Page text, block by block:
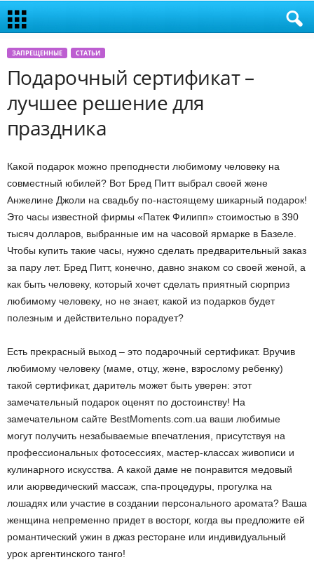
ЗАПРЕЩЕННЫЕ СТАТЬИ
Подарочный сертификат –
лучшее решение для
праздника
Какой подарок можно преподнести любимому человеку на
совместный юбилей? Вот Бред Питт выбрал своей жене
Анжелине Джоли на свадьбу по-настоящему шикарный подарок!
Это часы известной фирмы «Патек Филипп» стоимостью в 390
тысяч долларов, выбранные им на часовой ярмарке в Базеле.
Чтобы купить такие часы, нужно сделать предварительный заказ
за пару лет. Бред Питт, конечно, давно знаком со своей женой, а
как быть человеку, который хочет сделать приятный сюрприз
любимому человеку, но не знает, какой из подарков будет
полезным и действительно порадует?
Есть прекрасный выход – это подарочный сертификат. Вручив
любимому человеку (маме, отцу, жене, взрослому ребенку)
такой сертификат, даритель может быть уверен: этот
замечательный подарок оценят по достоинству! На
замечательном сайте BestMoments.com.ua ваши любимые
могут получить незабываемые впечатления, присутствуя на
профессиональных фотосессиях, мастер-классах живописи и
кулинарного искусства. А какой даме не понравится медовый
или аюрведический массаж, спа-процедуры, прогулка на
лошадях или участие в создании персонального аромата? Ваша
женщина непременно придет в восторг, когда вы предложите ей
романтический ужин в джаз ресторане или индивидуальный
урок аргентинского танго!